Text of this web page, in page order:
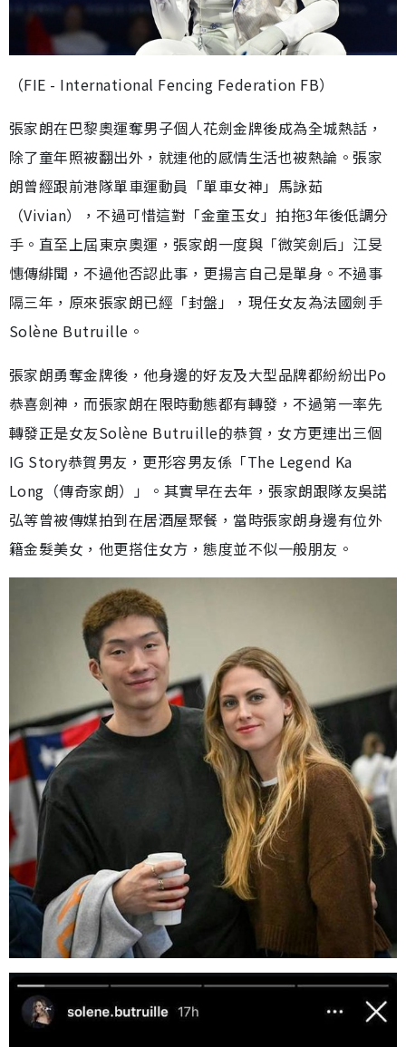
（FIE - International Fencing Federation FB）
張家朗在巴黎奧運奪男子個人花劍金牌後成為全城熱話，
除了童年照被翻出外，就連他的感情生活也被熱論。張家
朗曾經跟前港隊單車運動員「單車女神」馬詠茹
（Vivian），不過可惜這對「金童玉女」拍拖3年後低調分
手。直至上屆東京奧運，張家朗一度與「微笑劍后」江旻
憓傳緋聞，不過他否認此事，更揚言自己是單身。不過事
隔三年，原來張家朗已經「封盤」，現任女友為法國劍手
Solène Butruille。
張家朗勇奪金牌後，他身邊的好友及大型品牌都紛紛出Po
恭喜劍神，而張家朗在限時動態都有轉發，不過第一率先
轉發正是女友Solène Butruille的恭賀，女方更連出三個
IG Story恭賀男友，更形容男友係「The Legend Ka
Long（傳奇家朗）」。其實早在去年，張家朗跟隊友吳諾
弘等曾被傳媒拍到在居酒屋聚餐，當時張家朗身邊有位外
籍金髮美女，他更搭住女方，態度並不似一般朋友。